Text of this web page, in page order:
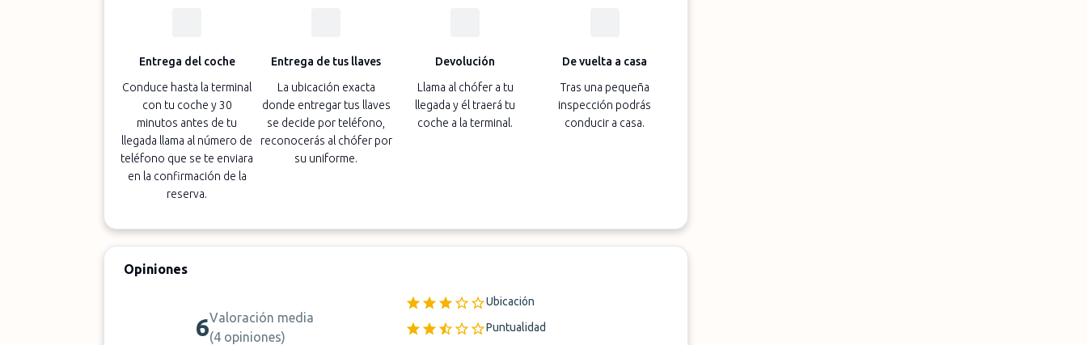
Entrega del coche
Conduce hasta la terminal
con tu coche y 30
minutos antes de tu
llegada llama al número de
teléfono que se te enviara
en la confirmación de la
reserva.
Entrega de tus llaves
La ubicación exacta
donde entregar tus llaves
se decide por teléfono,
reconocerás al chófer por
su uniforme.
Devolución
Llama al chófer a tu
llegada y él traerá tu
coche a la terminal.
De vuelta a casa
Tras una pequeña
inspección podrás
conducir a casa.
Opiniones
6Valoración media
(4 opiniones)
Ubicación
Puntualidad